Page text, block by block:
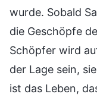
wurde. Sobald
die Geschöpfe
Schöpfer wird
der Lage sein,
ist das Leben,